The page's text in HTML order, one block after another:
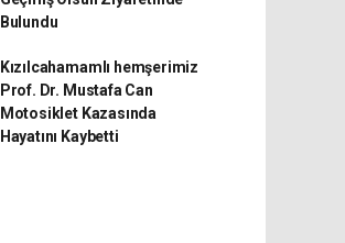
Bulundu
Kızılcahamamlı hemşerimiz
Prof. Dr. Mustafa Can
Motosiklet Kazasında
Hayatını Kaybetti